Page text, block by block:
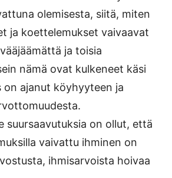
olemisesta, siitä, miten
ja koettelemukset vaivaavat
ja toisia
nämä ovat kulkeneet käsi
on ajanut köyhyyteen ja
suursaavutuksia on ollut, että
vaivattu ihminen on
ihmisarvoista hoivaa